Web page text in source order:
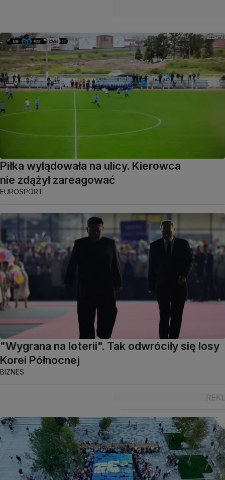
Piłka wylądowała na ulicy. Kierowca
nie zdążył zareagować
EUROSPORT
"Wygrana na loterii". Tak odwróciły się losy
Korei Północnej
BIZNES